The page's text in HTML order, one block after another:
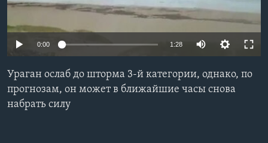
Языки
0:00 1:28
Ураган ослаб до шторма 3-й категории, однако, по
прогнозам, он может в ближайшие часы снова
набрать силу